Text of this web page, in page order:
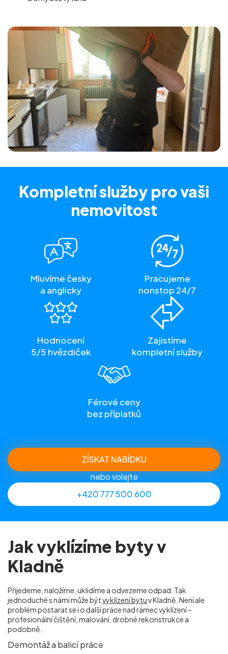
Kompletní služby pro vaši
nemovitost
Mluvíme česky
a anglicky
Pracujeme
nonstop 24/7
Hodnocení
5/5 hvězdiček
Zajistíme
kompletní služby
Férové ceny
bez příplatků
ZÍSKAT NABÍDKU
nebo volejte
+420 777 500 600
Jak vyklízíme byty v
Kladně
Přijedeme, naložíme, uklidíme a odvezeme odpad. Tak
jednoduché s námi může býtvyklízení bytuv Kladně. Není ale
problém postarat se i o další práce nad rámec vyklízení –
profesionální čištění, malování, drobné rekonstrukce a
podobně.
Demontáž a balicí práce